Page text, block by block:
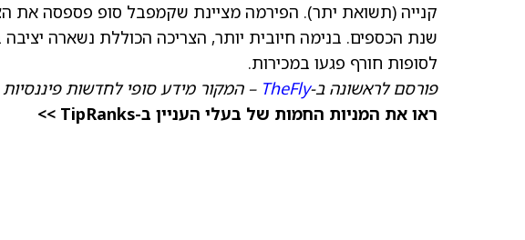
קנייה (תשואת יתר). הפירמה מציינת שקמפבל סופ פספסה את
שנת הכספים. בנימה חיובית יותר, הצריכה הכוללת נשארה
לסופות חורף פגעו במכירות.
פורסם לראשונה ב-TheFly – המקור מידע סופי לחדשות
ראו את המניות החמות של בעלי העניין ב-TipRanks >>